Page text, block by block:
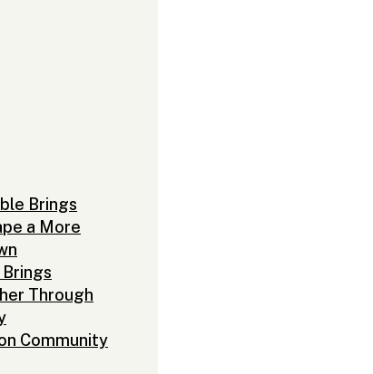
Brings
a More
Through
Community